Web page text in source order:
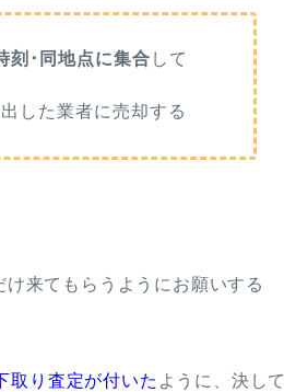
刻･同地点に集合 して
した業者に売却する
来てもらうようにお願いする
取り査定が付いた ように、決して